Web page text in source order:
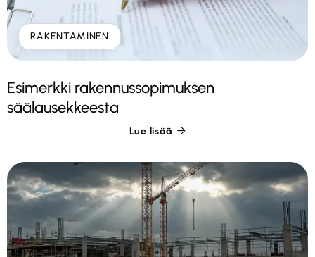
RAKENTAMINEN
Esimerkki rakennussopimuksen
säälausekkeesta
Lue lisää 